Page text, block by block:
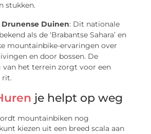
stukken.
Drunense Duinen: Dit nationale
als de ‘Brabantse Sahara’ en
mountainbike-ervaringen over
en door bossen. De
van het terrein zorgt voor een
rit.
je helpt op weg
mountainbiken nog
kiezen uit een breed scala aan